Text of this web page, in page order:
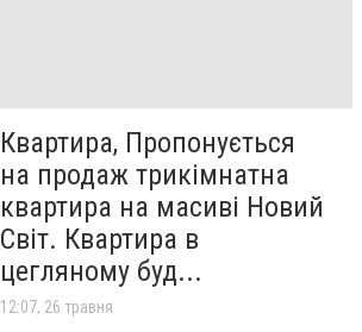
Квартира, Пропонується
на продаж трикімнатна
квартира на масиві Новий
Світ. Квартира в
цегляному буд...
12:07, 26 травня